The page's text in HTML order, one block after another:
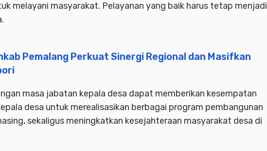
melayani masyarakat. Pelayanan yang baik harus tetap menjadi
Pemalang Perkuat Sinergi Regional dan Masifkan
masa jabatan kepala desa dapat memberikan kesempatan
desa untuk merealisasikan berbagai program pembangunan
sekaligus meningkatkan kesejahteraan masyarakat desa di